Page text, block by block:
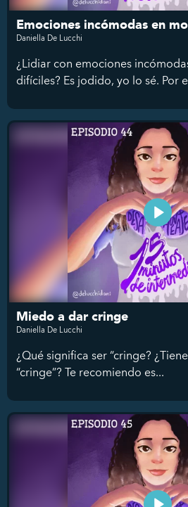
Emociones incómodas en
Daniella De Lucchi
¿Lidiar con emociones
difíciles? Es jodido, yo lo sé. Por
Miedo a dar cringe
Daniella De Lucchi
¿Qué significa ser “cringe?
“cringe”? Te recomiendo es...